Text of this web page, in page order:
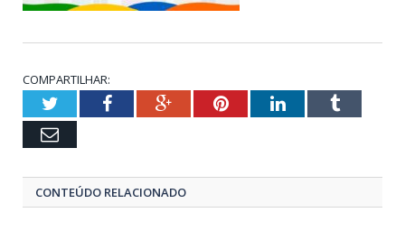
COMPARTILHAR:
TwitterFacebookGoogle+PinterestLinkedInTumblr
Email
CONTEÚDO RELACIONADO